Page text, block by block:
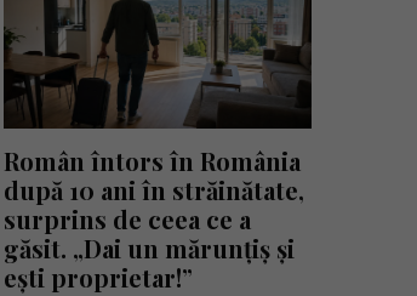
Român întors în România
după 10 ani în străinătate,
surprins de ceea ce a
găsit. „Dai un mărunțiș și
ești proprietar!”